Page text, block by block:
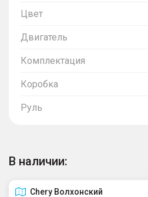
Цвет
Двигатель
Комплектация
Коробка
Руль
В наличии:
Сhery Волхонский